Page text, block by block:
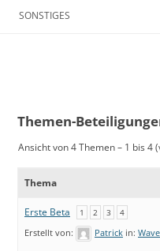
SONSTIGES
Themen-
Ansicht von 4 Themen – 1 bis 4
Thema
Erste Beta 1 2 3 4
Erstellt von: Patrick in: